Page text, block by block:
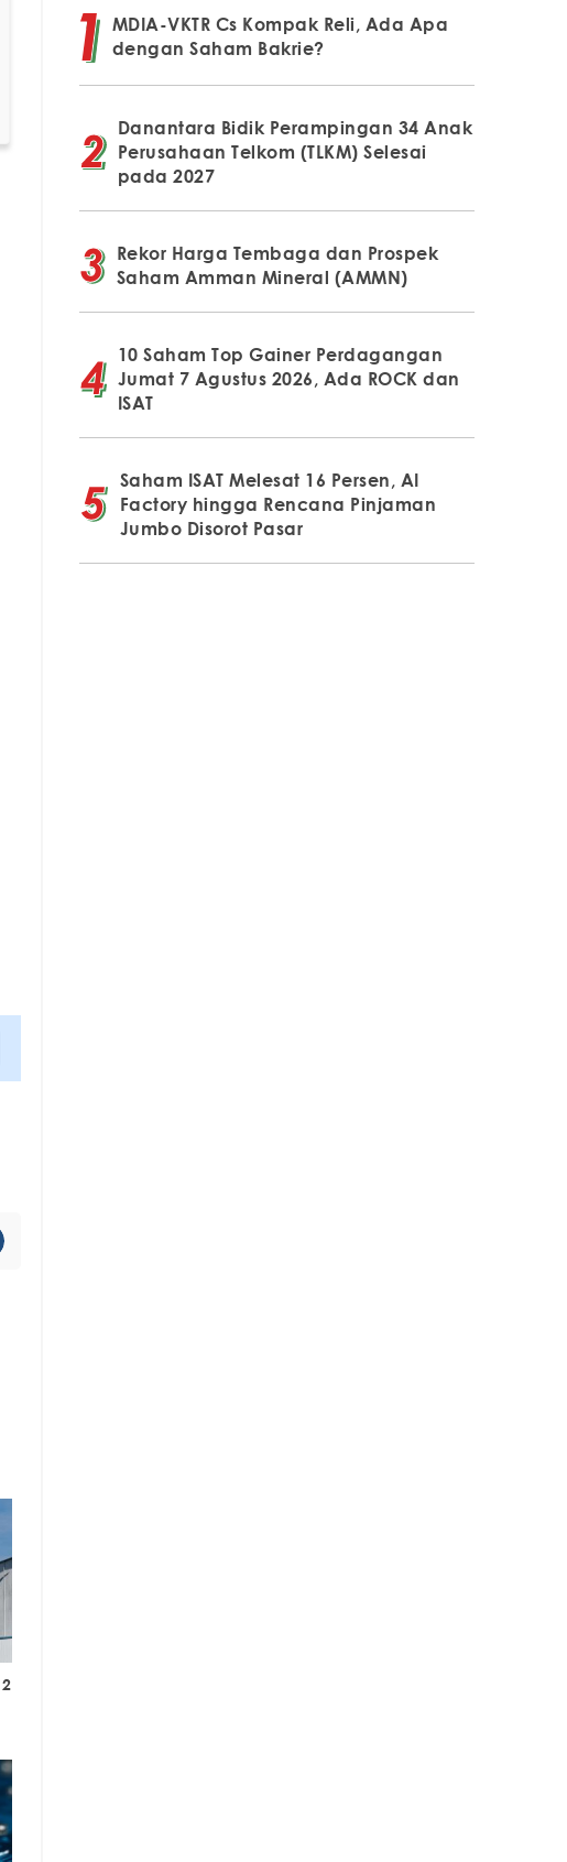
MDIA-VKTR Cs Kompak Reli, Ada Apa
dengan Saham Bakrie?
Danantara Bidik Perampingan 34 Anak
Perusahaan Telkom (TLKM) Selesai
pada 2027
Rekor Harga Tembaga dan Prospek
Saham Amman Mineral (AMMN)
10 Saham Top Gainer Perdagangan
Jumat 7 Agustus 2026, Ada ROCK dan
ISAT
Saham ISAT Melesat 16 Persen, AI
Factory hingga Rencana Pinjaman
Jumbo Disorot Pasar